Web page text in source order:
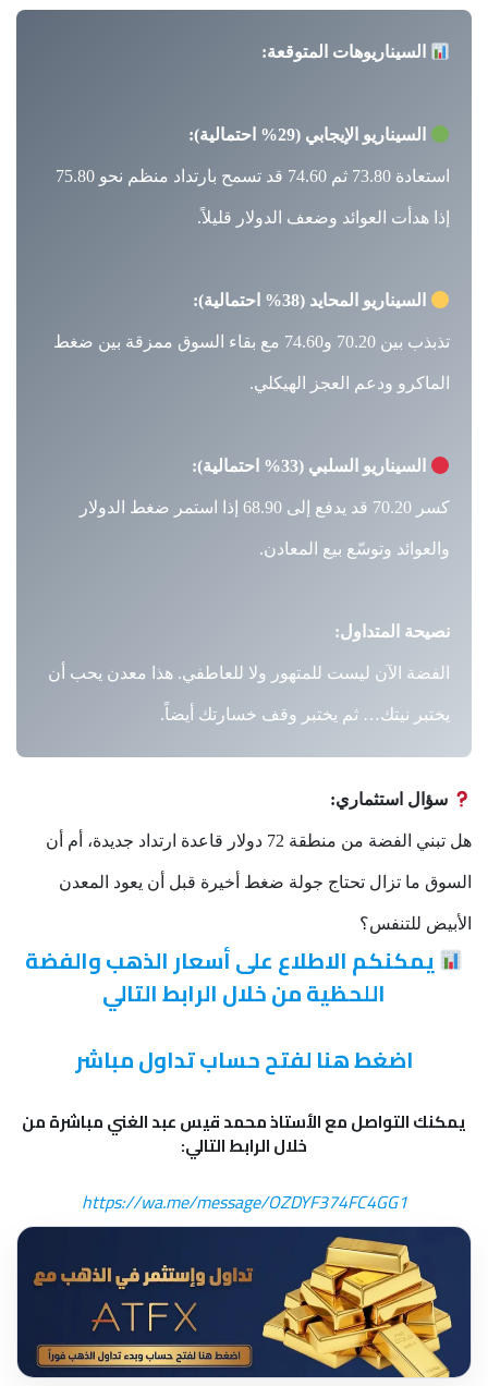
السيناريوهات المتوقعة:
السيناريو الإيجابي (29% احتمالية):
استعادة 73.80 ثم 74.60 قد تسمح بارتداد منظم نحو 75.80
إذا هدأت العوائد وضعف الدولار قليلاً.
السيناريو المحايد (38% احتمالية):
تذبذب بين 70.20 و74.60 مع بقاء السوق ممزقة بين ضغط
الماكرو ودعم العجز الهيكلي.
السيناريو السلبي (33% احتمالية):
كسر 70.20 قد يدفع إلى 68.90 إذا استمر ضغط الدولار
والعوائد وتوسّع بيع المعادن.
نصيحة المتداول:
الفضة الآن ليست للمتهور ولا للعاطفي. هذا معدن يحب أن
يختبر نيتك… ثم يختبر وقف خسارتك أيضاً.
سؤال استثماري:
هل تبني الفضة من منطقة 72 دولار قاعدة ارتداد جديدة، أم أن
السوق ما تزال تحتاج جولة ضغط أخيرة قبل أن يعود المعدن
الأبيض للتنفس؟
يمكنكم الاطلاع على أسعار الذهب والفضة
اللحظية من خلال الرابط التالي
اضغط هنا لفتح حساب تداول مباشر
يمكنك التواصل مع الأستاذ محمد قيس عبد الغني مباشرة من
خلال الرابط التالي:
https://wa.me/message/OZDYF374FC4GG1